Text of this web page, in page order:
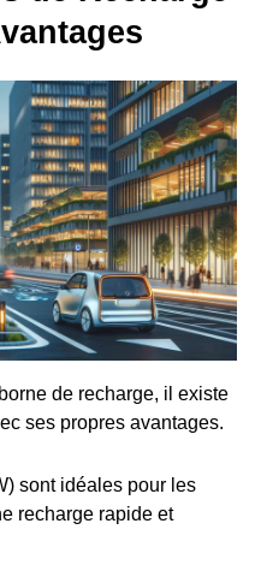
de recharge, il existe
ses propres avantages.
sont idéales pour les
recharge rapide et